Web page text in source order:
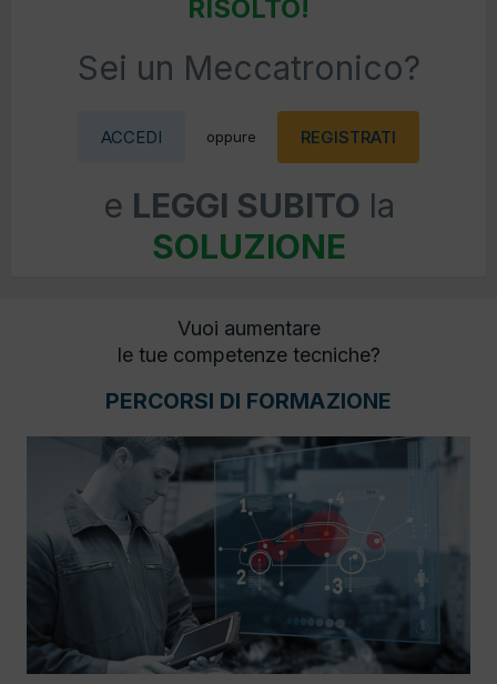
RISOLTO!
Sei un Meccatronico?
ACCEDI oppure REGISTRATI
e LEGGI SUBITO la
SOLUZIONE
Vuoi aumentare
le tue competenze tecniche?
PERCORSI DI FORMAZIONE